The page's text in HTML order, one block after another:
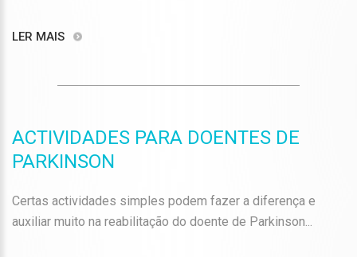
LER MAIS
ACTIVIDADES PARA DOENTES DE
PARKINSON
Certas actividades simples podem fazer a diferença e
auxiliar muito na reabilitação do doente de Parkinson...